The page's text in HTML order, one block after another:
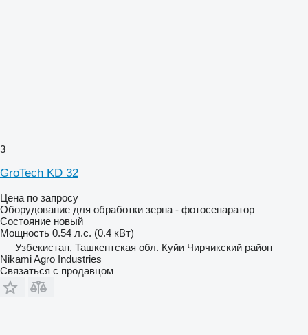
3
GroTech KD 32
Цена по запросу
Оборудование для обработки зерна - фотосепаратор
Состояние новый
Мощность 0.54 л.с. (0.4 кВт)
Узбекистан, Ташкентская обл. Куйи Чирчикский район
Nikami Agro Industries
Связаться с продавцом